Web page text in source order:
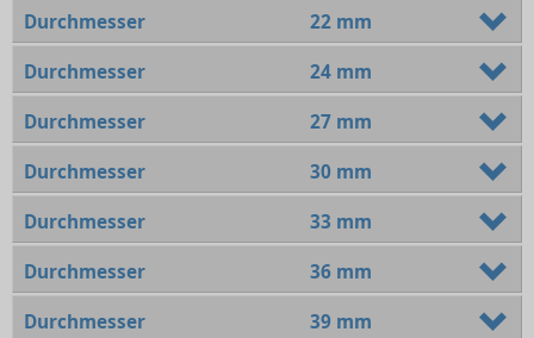
Durchmesser 22 mm
Durchmesser 24 mm
Durchmesser 27 mm
Durchmesser 30 mm
Durchmesser 33 mm
Durchmesser 36 mm
Durchmesser 39 mm